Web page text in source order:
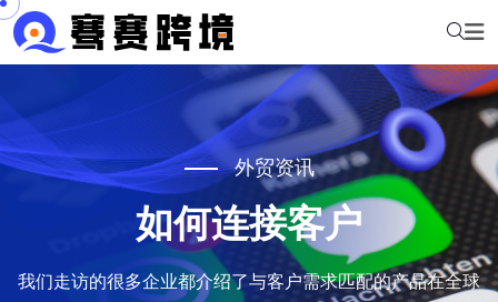
外贸资讯
满足海外客户对产品的最基
本需求
外贸资讯
外贸开发信策略，拓展全球
市场
外贸资讯
如何连接客户
我们走访的很多企业都介绍了与客户需求匹配的产品在全球
外贸资讯
满足海外客户对产品的最基
本需求
外贸资讯
外贸开发信策略，拓展全球
市场